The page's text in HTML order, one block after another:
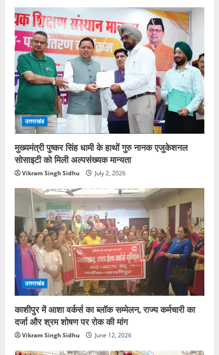
उत्तराखंड
मुख्यमंत्री पुष्कर सिंह धामी के हाथों गुरु नानक एजुकेशनल
सोसाइटी को मिली अल्पसंख्यक मान्यता
Vikram Singh Sidhu July 2, 2026
उत्तराखंड
काशीपुर में आशा वर्कर्स का ब्लॉक सम्मेलन, राज्य कर्मचारी का
दर्जा और श्रम शोषण पर रोक की मांग
Vikram Singh Sidhu June 12, 2026